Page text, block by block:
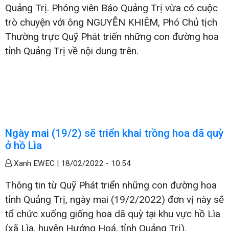
Quảng Trị. Phóng viên Báo Quảng Trị vừa có cuộc
trò chuyện với ông NGUYỄN KHIÊM, Phó Chủ tịch
Thường trực Quỹ Phát triển những con đường hoa
tỉnh Quảng Trị về nội dung trên.
Ngày mai (19/2) sẽ triển khai trồng hoa dã quỳ
ở hồ Lìa
Xanh EWEC | 18/02/2022 - 10:54
Thông tin từ Quỹ Phát triển những con đường hoa
tỉnh Quảng Trị, ngày mai (19/2/2022) đơn vị này sẽ
tổ chức xuống giống hoa dã quỳ tại khu vực hồ Lìa
(xã Lìa, huyện Hướng Hoá, tỉnh Quảng Trị).